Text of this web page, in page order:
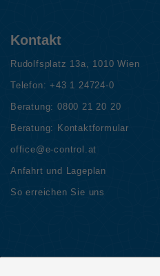
Kontakt
Rudolfsplatz 13a, 1010 Wien
Telefon:+43 1 24724-0
Beratung: 0800 21 20 20
Beratung: Kontaktformular
office@e-control.at
Anfahrt und Lageplan
So erreichen Sie uns